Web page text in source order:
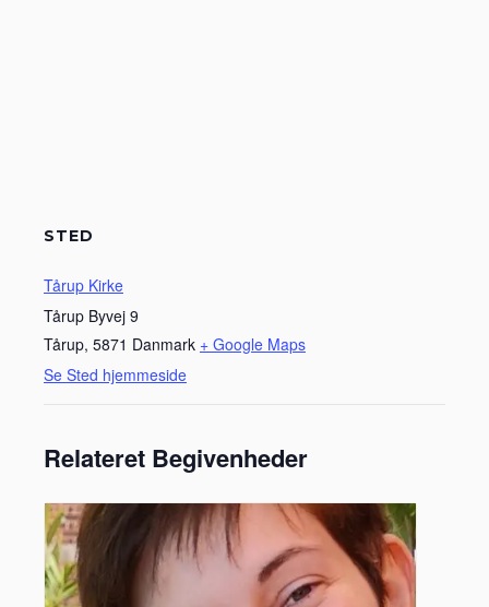
STED
Tårup Kirke
Tårup Byvej 9
Tårup, 5871 Danmark + Google Maps
Se Sted hjemmeside
Relateret Begivenheder